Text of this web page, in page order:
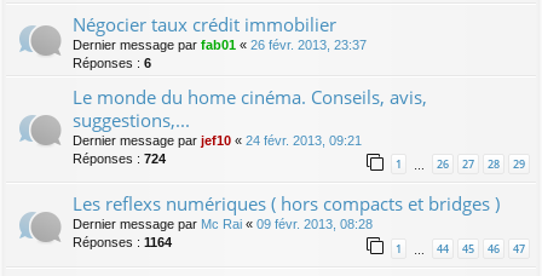
Négocier taux crédit immobilier
Dernier message par fab01 « 26 févr. 2013, 23:37
Réponses : 6
Le monde du home cinéma. Conseils, avis,
suggestions,...
Dernier message par jef10 « 24 févr. 2013, 09:21
Réponses : 724 1 … 26 27 28 29
Les reflexs numériques ( hors compacts et bridges )
Dernier message par Mc Rai « 09 févr. 2013, 08:28
Réponses : 1164 1 44 45 46 47